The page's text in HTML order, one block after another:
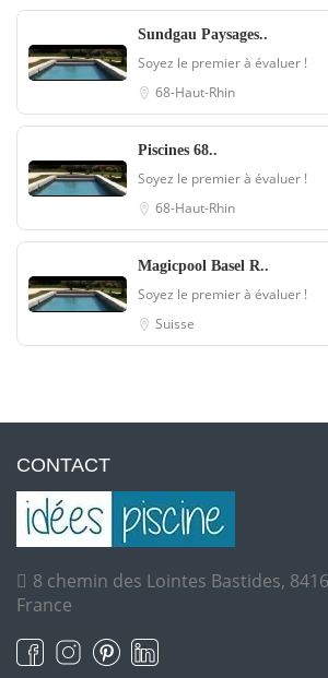
Sundgau Paysages..
Soyez le premier à évaluer !
68-Haut-Rhin
Piscines 68..
Soyez le premier à évaluer !
68-Haut-Rhin
Magicpool Basel R..
Soyez le premier à évaluer !
Suisse
CONTACT
8 chemin des Lointes Bastides,
France